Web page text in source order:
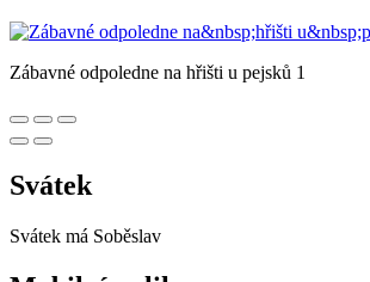
Zábavné odpoledne na hřišti u pejsků 1
Svátek
Svátek má Soběslav